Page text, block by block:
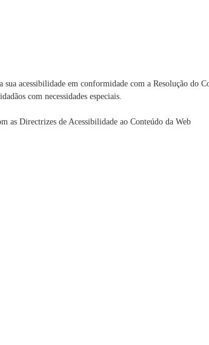
acessibilidade em conformidade com a Resolução do
com necessidades especiais.
as Directrizes de Acessibilidade ao Conteúdo da Web